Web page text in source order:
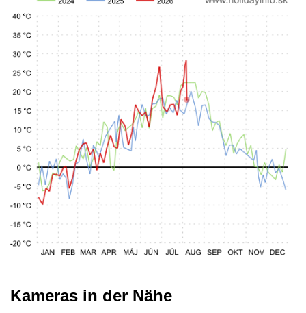
Kameras in der Nähe